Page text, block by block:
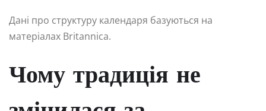
Дані про структуру календаря базуються на
матеріалах Britannica.
Чому традиція не